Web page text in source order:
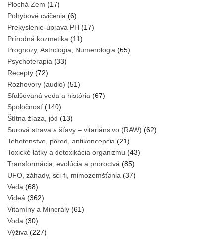
Plochá Zem (17)
Pohybové cvičenia (6)
Prekyslenie-úprava PH (17)
Prírodná kozmetika (11)
Prognózy, Astrológia, Numerológia (65)
Psychoterapia (33)
Recepty (72)
Rozhovory (audio) (51)
Sfalšovaná veda a história (67)
Spoločnosť(140)
Štítna žľaza, jód (13)
Surová strava a šťavy – vitariánstvo (RAW) (62)
Tehotenstvo, pôrod, antikoncepcia (21)
Toxické látky a detoxikácia organizmu (43)
Transformácia, evolúcia a proroctvá (85)
UFO, záhady, sci-fi, mimozemšťania (37)
Veda (68)
Videá (362)
Vitamíny a Minerály (61)
Voda (30)
Výživa (227)